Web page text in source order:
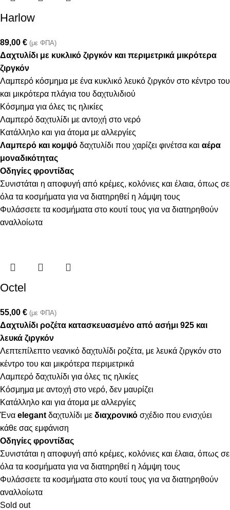
Harlow
89,00 € (με ΦΠΑ)
Δαχτυλίδι με κυκλικό ζιργκόν και περιμετρικά μικρότερα
ζιργκόν
Λαμπερό κόσμημα με ένα κυκλικό λευκό ζιργκόν στο κέντρο του
και μικρότερα πλάγια του δαχτυλιδιού
Κόσμημα για όλες τις ηλικίες
Λαμπερό δαχτυλίδι με αντοχή στο νερό
Κατάλληλο και για άτομα με αλλεργίες
Λαμπερό και κομψό δαχτυλίδι που χαρίζει φινέτσα και αέρα
μοναδικότητας
Οδηγίες φροντίδας
Συνιστάται η αποφυγή από κρέμες, κολόνιες και έλαια, όπως σε
όλα τα κοσμήματα για να διατηρηθεί η λάμψη τους
Φυλάσσετε τα κοσμήματα στο κουτί τους για να διατηρηθούν
αναλλοίωτα
Octel
55,00 € (με ΦΠΑ)
Δαχτυλίδι ροζέτα κατασκευασμένο από ασήμι 925 και
λευκά ζιργκόν
Λεπτεπίλεπτο νεανικό δαχτυλίδι ροζέτα, με λευκά ζιργκόν στο
κέντρο του και μικρότερα περιμετρικά
Λαμπερό δαχτυλίδι για όλες τις ηλικίες
Κόσμημα με αντοχή στο νερό, δεν μαυρίζει
Κατάλληλο και για άτομα με αλλεργίες
Ένα elegantδαχτυλίδι με διαχρονικό σχέδιο που ενισχύει
κάθε σας εμφάνιση
Οδηγίες φροντίδας
Συνιστάται η αποφυγή από κρέμες, κολόνιες και έλαια, όπως σε
όλα τα κοσμήματα για να διατηρηθεί η λάμψη τους
Φυλάσσετε τα κοσμήματα στο κουτί τους για να διατηρηθούν
αναλλοίωτα
Sold out